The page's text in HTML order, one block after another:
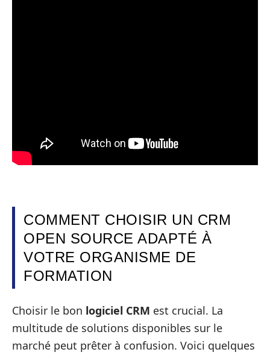
COMMENT CHOISIR UN CRM
OPEN SOURCE ADAPTÉ À
VOTRE ORGANISME DE
FORMATION
Choisir le bon logiciel CRM est crucial. La
multitude de solutions disponibles sur le
marché peut prêter à confusion. Voici quelques